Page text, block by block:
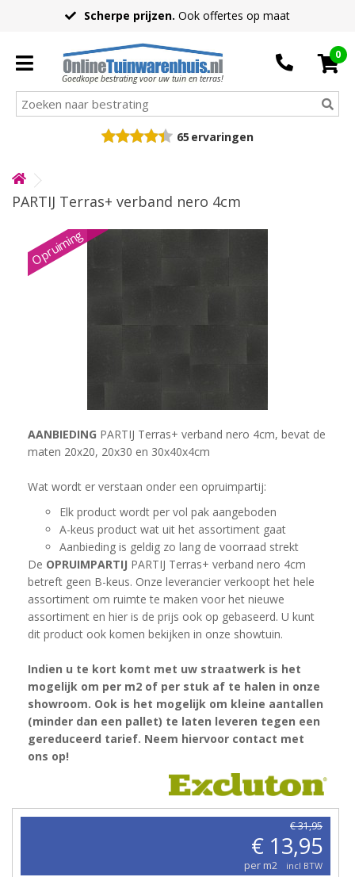
Scherpe prijzen. Ook offertes op maat
Goedkope bestrating voor uw tuin en terras!
0
65 ervaringen
PARTIJ Terras+ verband nero 4cm
Opruiming
AANBIEDING PARTIJ Terras+ verband nero 4cm, bevat de
maten 20x20, 20x30 en 30x40x4cm
Wat wordt er verstaan onder een opruimpartij:
Elk product wordt per vol pak aangeboden
A-keus product wat uit het assortiment gaat
Aanbieding is geldig zo lang de voorraad strekt
De OPRUIMPARTIJ PARTIJ Terras+ verband nero 4cm
betreft geen B-keus. Onze leverancier verkoopt het hele
assortiment om ruimte te maken voor het nieuwe
assortiment en hier is de prijs ook op gebaseerd. U kunt
dit product ook komen bekijken in onze showtuin.
Indien u te kort komt met uw straatwerk is het
mogelijk om per m2 of per stuk af te halen in onze
showroom. Ook is het mogelijk om kleine aantallen
(minder dan een pallet) te laten leveren tegen een
gereduceerd tarief. Neem hiervoor contact met
ons op!
€ 31,95
€ 13,95
per m2 incl BTW